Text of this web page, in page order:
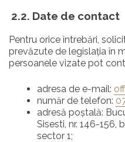
2.2. Date de contact
Pentru orice întrebări,
prevăzute de legislația în
persoanele vizate pot
adresa de e-mail:
număr de telefon:
adresă poștală:
Sisesti, nr. 146-156,
sector 1;